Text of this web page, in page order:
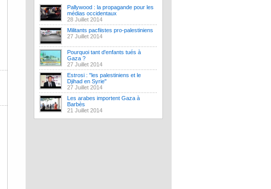
Pallywood : la propagande pour les
médias occidentaux
28 Juillet 2014
Militants pacfiistes pro-palestiniens
27 Juillet 2014
Pourquoi tant d'enfants tués à
Gaza ?
27 Juillet 2014
Estrosi : "les palestiniens et le
Djihad en Syrie"
27 Juillet 2014
Les arabes importent Gaza à
Barbès
21 Juillet 2014